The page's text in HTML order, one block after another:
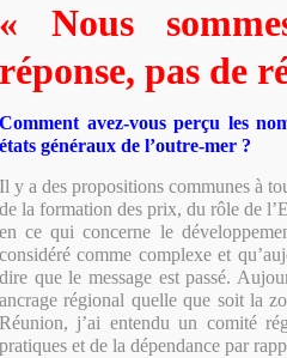
« Nous
réponse, pas de
Comment avez-vous perçu les
états généraux de l’outre-mer ?
Il y a des propositions communes à
de la formation des prix, du rôle de
en ce qui concerne le
considéré comme complexe et
dire que le message est passé.
ancrage régional quelle que soit la
Réunion, j’ai entendu un comité
pratiques et de la dépendance par